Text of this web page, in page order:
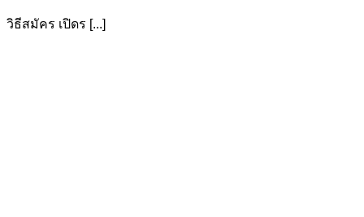
วิธีสมัคร เปิดร [...]